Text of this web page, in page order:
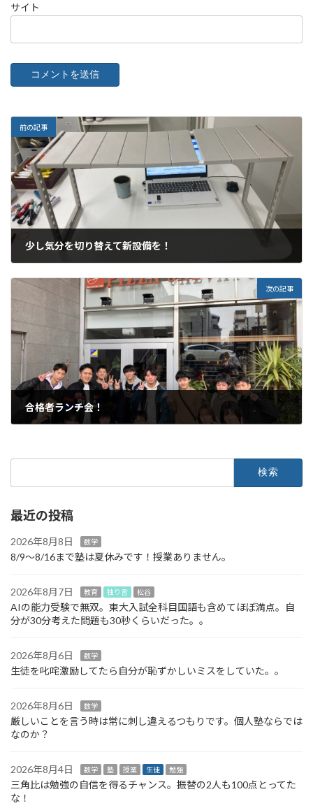
サイト
前の記事
少し気分を切り替えて新設備を！
次の記事
合格者ランチ会！
最近の投稿
2026年8月8日 数学
8/9～8/16まで塾は夏休みです！授業ありません。
2026年8月7日 教育 独り言 松谷
AIの能力受験で無双。東大入試全科目国語も含めてほぼ満点。自
分が30分考えた問題も30秒くらいだった。。
2026年8月6日 数学
生徒を叱咤激励してたら自分が恥ずかしいミスをしていた。。
2026年8月6日 数学
厳しいことを言う時は常に刺し違えるつもりです。個人塾ならでは
なのか？
2026年8月4日 数学 塾 授業 生徒 勉強
三角比は勉強の自信を得るチャンス。振替の2人も100点とってた
な！